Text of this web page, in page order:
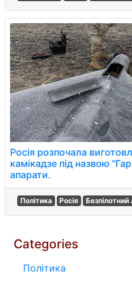
Росія розпочала
камікадзе під назвою
апарати.
Політика Росія Безпілотний
Categories
Політика